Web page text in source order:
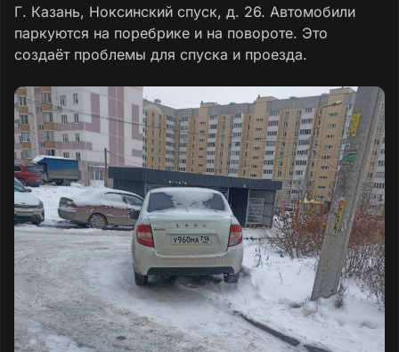
Г. Казань, Ноксинский спуск, д. 26. Автомобили
паркуются на поребрике и на повороте. Это
создаёт проблемы для спуска и проезда.